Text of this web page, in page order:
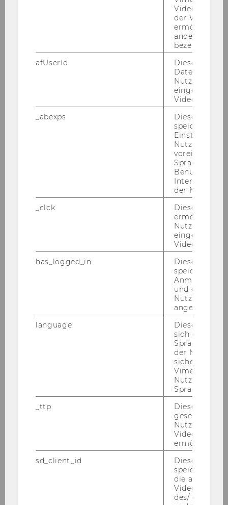
der WU-
ermöglichen
andere nicht
bezeichnete
afUserId
Dieses
Daten von
Videos
_abexps
Dieses Cookie
speichert
Nutzer*in, zB.
Sprache,
der Nutzer*in
_clck
Dieses Cookie
ermöglicht
Nutzung des
Video Players
has_logged_in
Dieses Cookie
speichert
und ob sich
Nutzer*in
angemeldet
language
Dieses
sich die
der
Vimeo in der
Nutzer
Sprache
_ttp
Dieser
gesetzt, um
Nutzung des
Videoplayers
ermöglichen
sd_client_id
Dieses Cookie
speichert
die aktuellen
des/ der